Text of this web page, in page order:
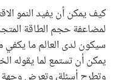
كيف يمكن أن يفيد النمو
لمضاعفة حجم الطاقة
يمكن أن تستمع لما يقوله